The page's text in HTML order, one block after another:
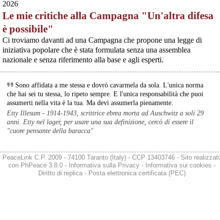
@byteseu - 6/8/2026 4:46
Concert organizer: world‑famous artists want to feel at home while
on tour | News byteseu.com/2254347/ #ConcertPromoters
#concerts #ConcertsAndEvents #Estonia #Moby #MusicBusiness
scendendo in piazza contro il riarmo, in collegamento con le proteste in
tutta Europa (Madrid, Bruxelles e altre città)
[News] Oggi in Spagna mobilitazione contro il riarmo, in questi minuti sta
per partire a Bruxelles la marcia pacifista europea di No Rearm Europe
Oggi in Spagna mobilitazione contro il riarmo e il militarismoSi è svolta
oggi, 14 giugno 2026, a Madrid la manifestazione indetta dall'Assemblea
Internazionalista di Madrid con il titolo "Contro il riarmo e la guerra
imperialista". I partecipanti si sono radunati in Plaza de Atoc
2026
Le mie critiche alla Campagna "Un'altra difesa
è possibile"
Ci troviamo davanti ad una Campagna che propone una legge di
iniziativa popolare che è stata formulata senza una assemblea
nazionale e senza riferimento alla base e agli esperti.
Sono affidata a me stessa e dovrò cavarmela da sola. L'unica norma
che hai sei tu stessa, lo ripeto sempre. E l'unica responsabilità che puoi
assumerti nella vita è la tua. Ma devi assumerla pienamente.
Etty Illesum - 1914-1943, scrittrice ebrea morta ad Auschwitz a soli 29
anni. Etty nel lager, per usare una sua definizione, cercò di essere il
"cuore pensante della baracca"
PeaceLink C.P. 2009 - 74100 Taranto (Italy) - CCP 13403746 - Sito
con PhPeace 3.8.0- Informativa sulla Privacy- Informativa sui cookies -
Diritto di replica- Posta elettronica certificata (PEC)